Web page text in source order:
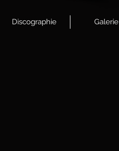
Discographie Galerie